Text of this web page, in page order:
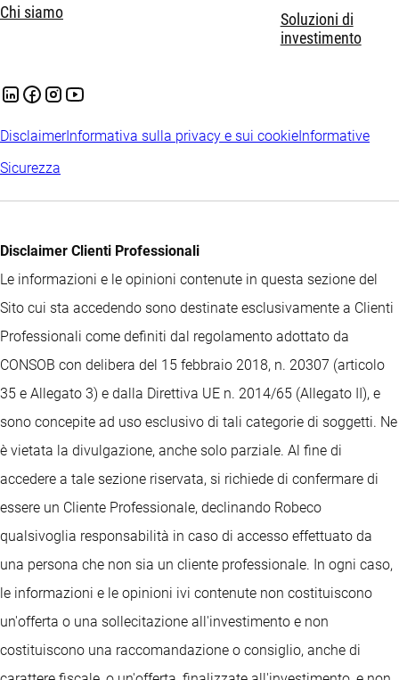
Chi siamo
Soluzioni di
investimento
DisclaimerInformativa sulla privacy e sui cookie Informative
Sicurezza
Disclaimer Clienti Professionali
Le informazioni e le opinioni contenute in questa sezione del
Sito cui sta accedendo sono destinate esclusivamente a Clienti
Professionali come definiti dal regolamento adottato da
CONSOB con delibera del 15 febbraio 2018, n. 20307 (articolo
35 e Allegato 3) e dalla Direttiva UE n. 2014/65 (Allegato II), e
sono concepite ad uso esclusivo di tali categorie di soggetti. Ne
è vietata la divulgazione, anche solo parziale. Al fine di
accedere a tale sezione riservata, si richiede di confermare di
essere un Cliente Professionale, declinando Robeco
qualsivoglia responsabilità in caso di accesso effettuato da
una persona che non sia un cliente professionale. In ogni caso,
le informazioni e le opinioni ivi contenute non costituiscono
un'offerta o una sollecitazione all'investimento e non
costituiscono una raccomandazione o consiglio, anche di